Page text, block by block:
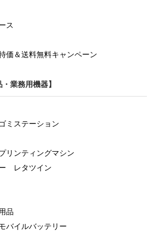
ス
価＆送料無料キャンペーン
・業務用機器】
ミステーション
リンティングマシン
レタツイン
品
バイルバッテリー